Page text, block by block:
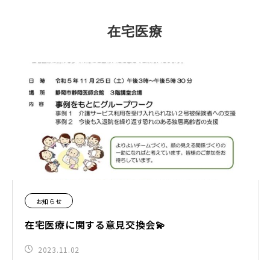
在宅医療
お知らせ
在宅医療に関する意見交換会💫
2023.11.02